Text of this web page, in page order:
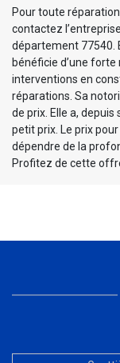
Pour toute
contactez
département 77540.
bénéficie d’une
interventions en
réparations. Sa
de prix. Elle a,
petit prix. Le prix
dépendre de la
Profitez de cette